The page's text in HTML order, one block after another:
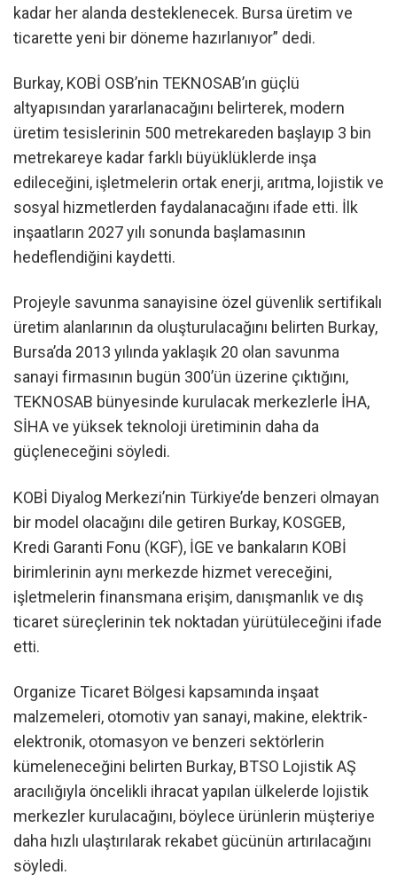
kadar her alanda desteklenecek. Bursa üretim ve
ticarette yeni bir döneme hazırlanıyor” dedi.
Burkay, KOBİ OSB’nin TEKNOSAB’ın güçlü
altyapısından yararlanacağını belirterek, modern
üretim tesislerinin 500 metrekareden başlayıp 3 bin
metrekareye kadar farklı büyüklüklerde inşa
edileceğini, işletmelerin ortak enerji, arıtma, lojistik ve
sosyal hizmetlerden faydalanacağını ifade etti. İlk
inşaatların 2027 yılı sonunda başlamasının
hedeflendiğini kaydetti.
Projeyle savunma sanayisine özel güvenlik sertifikalı
üretim alanlarının da oluşturulacağını belirten Burkay,
Bursa’da 2013 yılında yaklaşık 20 olan savunma
sanayi firmasının bugün 300’ün üzerine çıktığını,
TEKNOSAB bünyesinde kurulacak merkezlerle İHA,
SİHA ve yüksek teknoloji üretiminin daha da
güçleneceğini söyledi.
KOBİ Diyalog Merkezi’nin Türkiye’de benzeri olmayan
bir model olacağını dile getiren Burkay, KOSGEB,
Kredi Garanti Fonu (KGF), İGE ve bankaların KOBİ
birimlerinin aynı merkezde hizmet vereceğini,
işletmelerin finansmana erişim, danışmanlık ve dış
ticaret süreçlerinin tek noktadan yürütüleceğini ifade
etti.
Organize Ticaret Bölgesi kapsamında inşaat
malzemeleri, otomotiv yan sanayi, makine, elektrik-
elektronik, otomasyon ve benzeri sektörlerin
kümeleneceğini belirten Burkay, BTSO Lojistik AŞ
aracılığıyla öncelikli ihracat yapılan ülkelerde lojistik
merkezler kurulacağını, böylece ürünlerin müşteriye
daha hızlı ulaştırılarak rekabet gücünün artırılacağını
söyledi.